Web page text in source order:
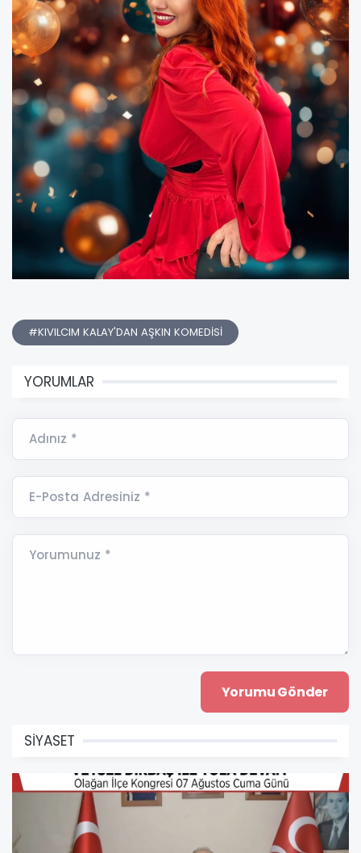
#KIVILCIM KALAY'DAN AŞKIN KOMEDİSİ
YORUMLAR
Adınız *
E-Posta Adresiniz *
Yorumunuz *
SİYASET